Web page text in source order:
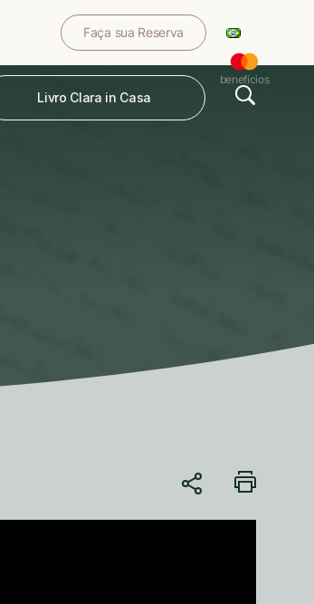
Faça sua Reserva
benefícios
Livro Clara in Casa